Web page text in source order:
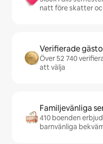
natt före skatter
Verifierade
Över 52 740
att välja
Familjevänliga
410 boenden
barnvänliga